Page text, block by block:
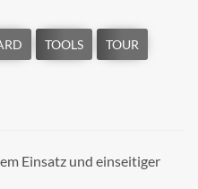
Einsatz und einseitiger